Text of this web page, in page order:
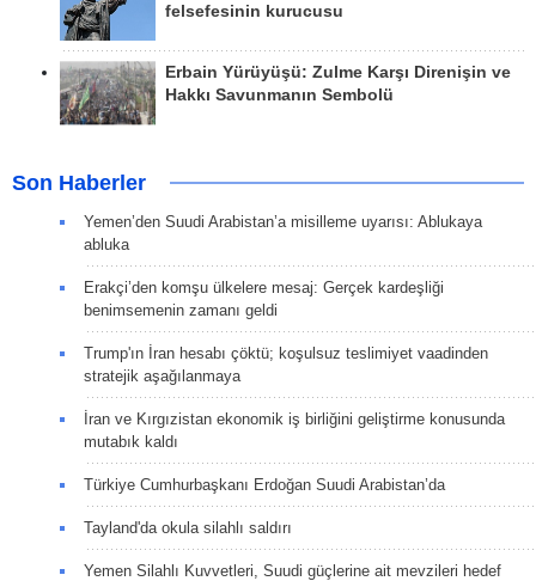
felsefesinin kurucusu
Erbain Yürüyüşü: Zulme Karşı Direnişin ve
Hakkı Savunmanın Sembolü
Son Haberler
Yemen’den Suudi Arabistan’a misilleme uyarısı: Ablukaya
abluka
Erakçi’den komşu ülkelere mesaj: Gerçek kardeşliği
benimsemenin zamanı geldi
Trump'ın İran hesabı çöktü; koşulsuz teslimiyet vaadinden
stratejik aşağılanmaya
İran ve Kırgızistan ekonomik iş birliğini geliştirme konusunda
mutabık kaldı
Türkiye Cumhurbaşkanı Erdoğan Suudi Arabistan’da
Tayland'da okula silahlı saldırı
Yemen Silahlı Kuvvetleri, Suudi güçlerine ait mevzileri hedef